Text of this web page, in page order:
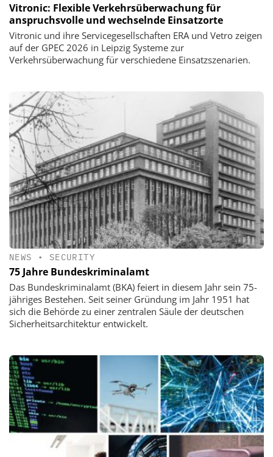
Vitronic: Flexible Verkehrsüberwachung für
anspruchsvolle und wechselnde Einsatzorte
Vitronic und ihre Servicegesellschaften ERA und Vetro zeigen
auf der GPEC 2026 in Leipzig Systeme zur
Verkehrsüberwachung für verschiedene Einsatzszenarien.
NEWS • SECURITY
75 Jahre Bundeskriminalamt
Das Bundeskriminalamt (BKA) feiert in diesem Jahr sein 75-
jähriges Bestehen. Seit seiner Gründung im Jahr 1951 hat
sich die Behörde zu einer zentralen Säule der deutschen
Sicherheitsarchitektur entwickelt.